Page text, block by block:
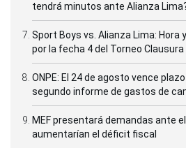
tendrá minutos ante Alianza
Sport Boys vs. Alianza Lima: Hora
por la fecha 4 del Torneo Clausura
ONPE: El 24 de agosto vence
segundo informe de gastos de
MEF presentará demandas ante
aumentarían el déficit fiscal